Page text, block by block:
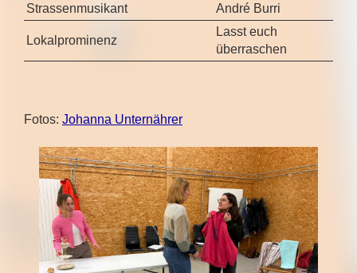
Strassenmusikant
André Burri
Lokalprominenz
Lasst euch
überraschen
Fotos: Johanna Unternährer